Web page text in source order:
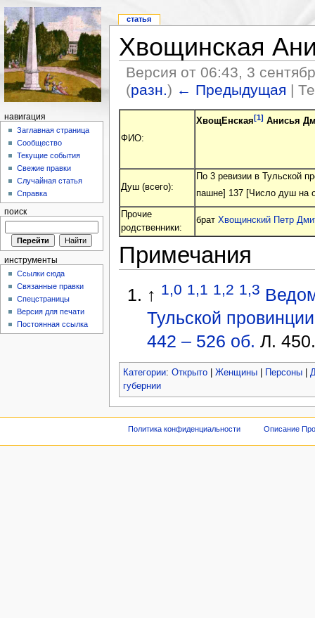
Хвощинская
Версия от 06:43, 3
(разн.) ← Предыдущая |
ФИО:
ХвощЕнская[1] Анисья
Душ (всего):
По 3 ревизии в Тульской
пашне] 137 [Число душ на
Прочие
родственники:
брат Хвощинский Петр
Примечания
↑ 1,0 1,1 1,2 1,3
Тульской
442 – 526 об. Л.
Категории: Открыто| Женщины| Персоны|
губернии
статья
навигация
Заглавная страница
Сообщество
Текущие события
Свежие правки
Случайная статья
Справка
поиск
инструменты
Ссылки сюда
Связанные правки
Спецстраницы
Версия для печати
Постоянная ссылка
Политика конфиденциальности Описание